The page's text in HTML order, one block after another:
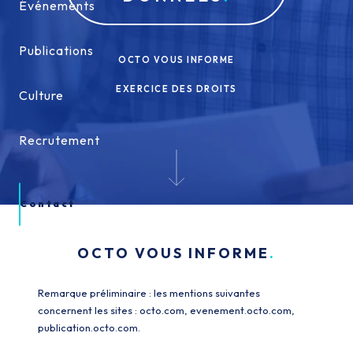
Événements
Événements
Publications
Publications
Culture
Culture
Recrutement
Recrutement
Contact
OCTO VOUS INFORME
EXERCICE DES DROITS
OCTO VOUS INFORME
Remarque préliminaire : les mentions suivantes
concernent les sites : octo.com, evenement.octo.com,
publication.octo.com.